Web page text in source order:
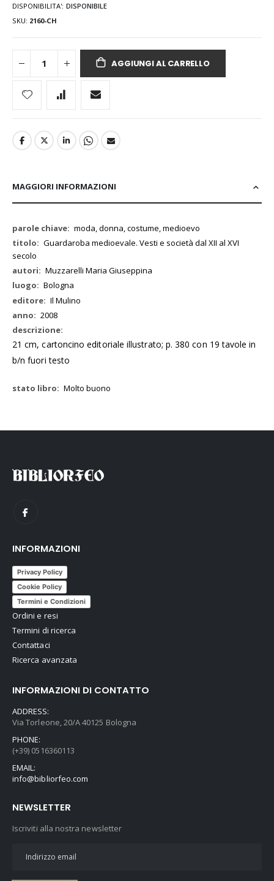
DISPONIBILITA': DISPONIBILE
SKU 2160-CH
AGGIUNGI AL CARRELLO
MAGGIORI INFORMAZIONI
Maggiori
Informazioni
moda, donna, costume, medioevo
Guardaroba medioevale. Vesti e società dal XII al XVI
secolo
Muzzarelli Maria Giuseppina
Bologna
Il Mulino
2008
21 cm, cartoncino editoriale illustrato; p. 380 con 19 tavole in
b/n fuori testo
Molto buono
INFORMAZIONI
Privacy Policy
Cookie Policy
Termini e Condizioni
Ordini e resi
Termini di ricerca
Contattaci
Ricerca avanzata
INFORMAZIONI DI CONTATTO
ADDRESS:
Via Torleone, 20/A 40125 Bologna
PHONE:
(+39) 0516360113
EMAIL:
info@bibliorfeo.com
NEWSLETTER
Iscriviti alla nostra newsletter